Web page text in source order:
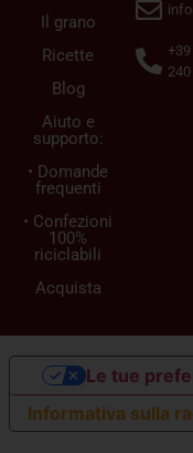
Il grano
Ricette
Blog
Aiuto e
supporto:
• Domande
frequenti
• Confezioni
100%
riciclabili
Acquista
240
Informativa sulla
Le tue